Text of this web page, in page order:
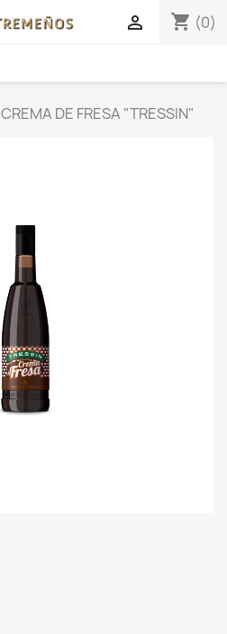
shopping_cart (0)

CREMA DE FRESA "TRESSIN"